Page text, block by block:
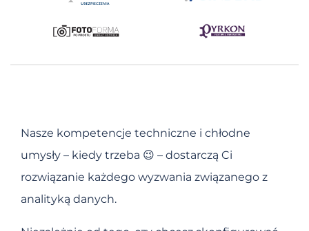
Nasze kompetencje techniczne i chłodne
umysły – kiedy trzeba 😉 – dostarczą Ci
rozwiązanie każdego wyzwania związanego z
analityką danych.